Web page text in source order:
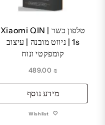
טלפון כשר | Xiaomi QIN
1s | ניווט מובנה | עיצוב
קומפקטי ונוח
₪
מידע נוסף
Wishlist